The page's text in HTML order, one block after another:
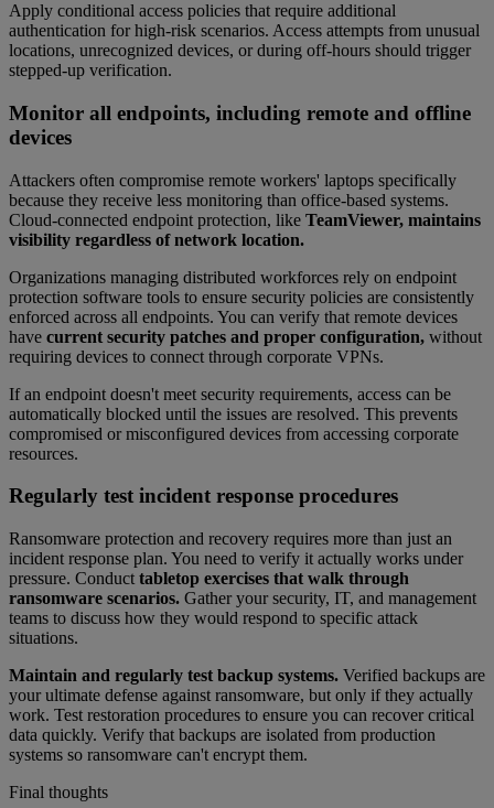
Apply conditional access policies that require additional
authentication for high-risk scenarios. Access attempts from unusual
locations, unrecognized devices, or during off-hours should trigger
stepped-up verification.
Monitor all endpoints, including remote and offline
devices
Attackers often compromise remote workers' laptops specifically
because they receive less monitoring than office-based systems.
Cloud-connected endpoint protection, like TeamViewer, maintains
visibility regardless of network location.
Organizations managing distributed workforces rely on endpoint
protection software tools to ensure security policies are consistently
enforced across all endpoints. You can verify that remote devices
have current security patches and proper configuration, without
requiring devices to connect through corporate VPNs.
If an endpoint doesn't meet security requirements, access can be
automatically blocked until the issues are resolved. This prevents
compromised or misconfigured devices from accessing corporate
resources.
Regularly test incident response procedures
Ransomware protection and recovery requires more than just an
incident response plan. You need to verify it actually works under
pressure. Conduct tabletop exercises that walk through
ransomware scenarios. Gather your security, IT, and management
teams to discuss how they would respond to specific attack
situations.
Maintain and regularly test backup systems. Verified backups are
your ultimate defense against ransomware, but only if they actually
work. Test restoration procedures to ensure you can recover critical
data quickly. Verify that backups are isolated from production
systems so ransomware can't encrypt them.
Final thoughts